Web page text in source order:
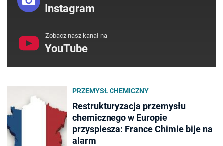
Instagram
Zobacz nasz kanał na
YouTube
PRZEMYSŁ CHEMICZNY
Restrukturyzacja przemysłu
chemicznego w Europie
przyspiesza: France Chimie bije na
alarm